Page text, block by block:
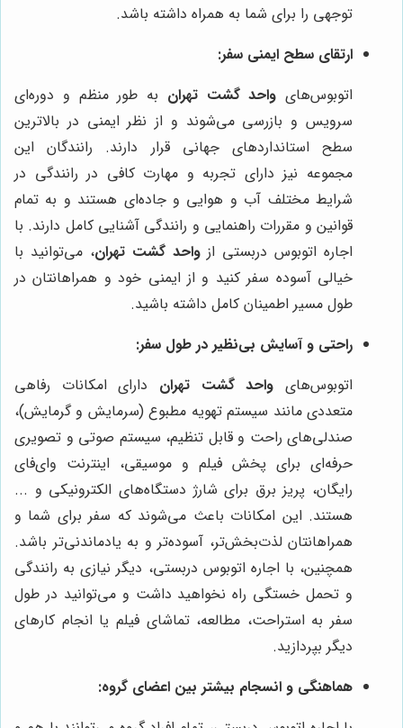
توجهی را برای شما به همراه داشته باشد.
ارتقای سطح ایمنی سفر:
اتوبوس‌های واحد گشت تهران به طور منظم و دوره‌ای
سرویس و بازرسی می‌شوند و از نظر ایمنی در بالاترین
سطح استانداردهای جهانی قرار دارند. رانندگان این
مجموعه نیز دارای تجربه و مهارت کافی در رانندگی در
شرایط مختلف آب و هوایی و جاده‌ای هستند و به تمام
قوانین و مقررات راهنمایی و رانندگی آشنایی کامل دارند. با
اجاره اتوبوس دربستی ازواحد گشت تهران، می‌توانید با
خیالی آسوده سفر کنید و از ایمنی خود و همراهانتان در
طول مسیر اطمینان کامل داشته باشید.
راحتی و آسایش بی‌نظیر در طول سفر:
اتوبوس‌های واحد گشت تهران دارای امکانات رفاهی
متعددی مانند سیستم تهویه مطبوع (سرمایش و گرمایش)،
صندلی‌های راحت و قابل تنظیم، سیستم صوتی و تصویری
حرفه‌ای برای پخش فیلم و موسیقی، اینترنت وای‌فای
رایگان، پریز برق برای شارژ دستگاه‌های الکترونیکی و ...
هستند. این امکانات باعث می‌شوند که سفر برای شما و
همراهانتان لذت‌بخش‌تر، آسوده‌تر و به یادماندنی‌تر باشد.
همچنین، با اجاره اتوبوس دربستی، دیگر نیازی به رانندگی
و تحمل خستگی راه نخواهید داشت و می‌توانید در طول
سفر به استراحت، مطالعه، تماشای فیلم یا انجام کارهای
دیگر بپردازید.
هماهنگی و انسجام بیشتر بین اعضای گروه: